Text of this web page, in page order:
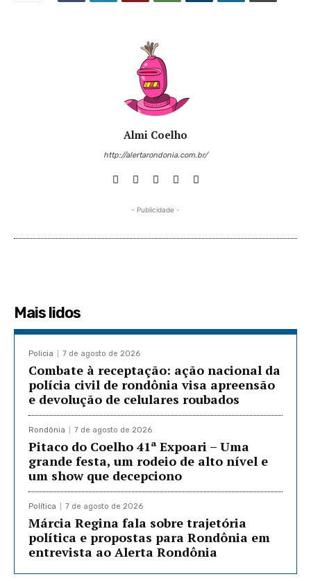
Almi Coelho
http://alertarondonia.com.br/
- Publicidade -
Mais lidos
Policia 7 de agosto de 2026
Combate à receptação: ação nacional da
polícia civil de rondônia visa apreensão
e devolução de celulares roubados
Rondônia 7 de agosto de 2026
Pitaco do Coelho 41ª Expoari – Uma
grande festa, um rodeio de alto nível e
um show que decepciono
Política 7 de agosto de 2026
Márcia Regina fala sobre trajetória
política e propostas para Rondônia em
entrevista ao Alerta Rondônia